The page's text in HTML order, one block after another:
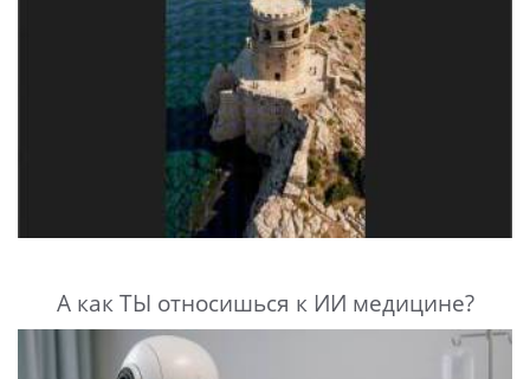
А как ТЫ относишься к ИИ медицине?